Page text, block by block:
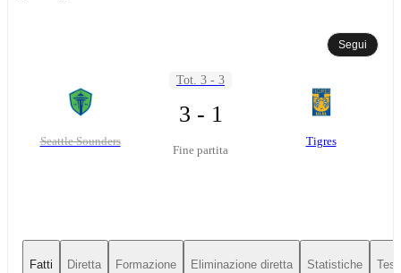
Segui
Seattle Sounders
Tot. 3 - 3
3 - 1
Fine partita
Tigres
Fatti Diretta Formazione Eliminazione diretta Statistiche